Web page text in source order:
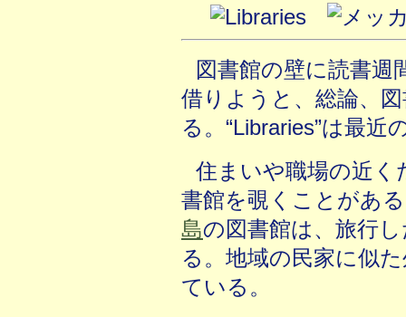
図書館の壁に読書週
借りようと、総論、
る。“Libraries”は最近
住まいや職場の近く
書館を覗くことがあ
島の図書館は、旅行
る。地域の民家に似
ている。